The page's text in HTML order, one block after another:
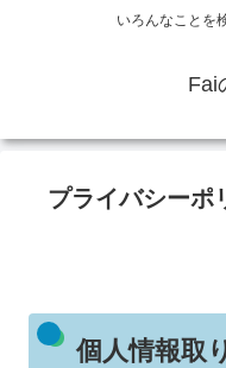
いろんなことを
Fai
プライバシーポ
個人情報取